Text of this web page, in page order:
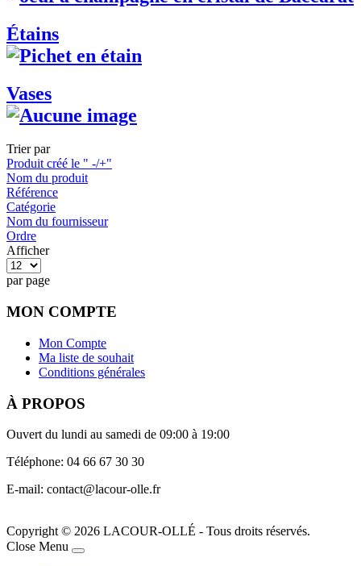
Étains
Vases
Trier par
Produit créé le " -/+"
Nom du produit
Référence
Catégorie
Nom du fournisseur
Ordre
Afficher
par page
MON COMPTE
Mon Compte
Ma liste de souhait
Conditions générales
À PROPOS
Ouvert du lundi au samedi de 09:00 à 19:00
Téléphone: 04 66 67 30 30
E-mail: contact@lacour-olle.fr
Copyright © 2026 LACOUR-OLLÉ - Tous droits réservés.
Joomla! 3 Templates
Close Menu